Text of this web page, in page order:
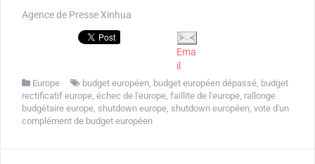
Agence de Presse Xinhua
Ema
il
Europe budget européen budget européen dépassé budget
rectificatif europe échec de l'europe faillite de l'europe rallonge
budgétaire europe shutdown europe shutdown européen vote d'un
complément de budget européen